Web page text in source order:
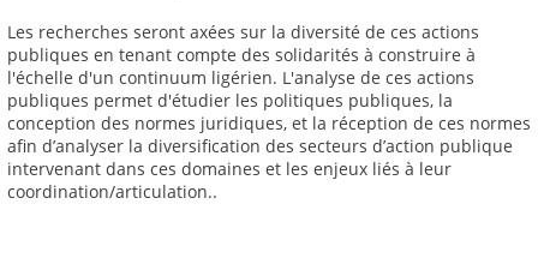
Les recherches seront axées sur la diversité de ces actions
publiques en tenant compte des solidarités à construire à
l'échelle d'un continuum ligérien. L'analyse de ces actions
publiques permet d'étudier les politiques publiques, la
conception des normes juridiques, et la réception de ces normes
afin d’analyser la diversification des secteurs d’action publique
intervenant dans ces domaines et les enjeux liés à leur
coordination/articulation..